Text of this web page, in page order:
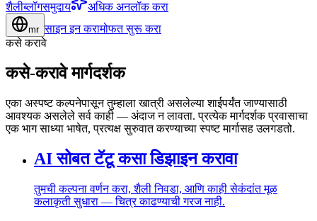
शैलीब्लॉगसमुदाय अधिक अनलॉक करा
mr साइन इन करामोफत सुरू करा
कसे करावे
कसे-करावे मार्गदर्शक
एका अस्पष्ट कल्पनेपासून तुम्हाला खात्री असलेल्या शाईपर्यंत जाण्यासाठी
आवश्यक असलेले सर्व काही — अंदाज न लावता. प्रत्येक मार्गदर्शक प्रवासाचा
एक भाग साध्या भाषेत, प्रत्यक्ष सुरुवात करण्याच्या स्पष्ट मार्गासह उलगडतो.
AI सोबत टॅटू कसा डिझाइन करावा
तुमची कल्पना वर्णन करा, शैली निवडा, आणि काही सेकंदांत मूळ
कलाकृती सुधारा — चित्र काढण्याची गरज नाही.